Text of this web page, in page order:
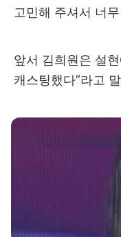
고민해 주셔서 너
앞서 김희원은 설
캐스팅했다”라고